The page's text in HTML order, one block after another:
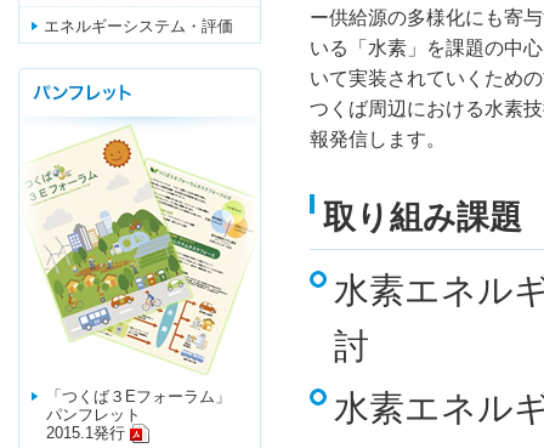
ー供給源の多様化にも寄
いる「水素」を課題の中
いて実装されていくため
つくば周辺における水素
報発信します。
取り組み課題
水素エネル
討
水素エネル
エネルギーシステム・評価
「つくば３Eフォーラム」
パンフレット
2015.1発行